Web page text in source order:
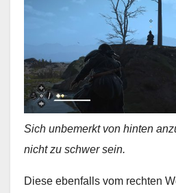
Sich unbemerkt von hinten
nicht zu schwer sein.
Diese ebenfalls vom rechten